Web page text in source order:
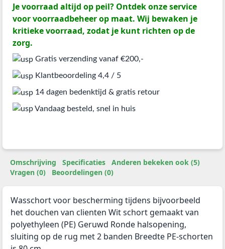
Je voorraad altijd op peil? Ontdek onze service
voor voorraadbeheer op maat. Wij bewaken je
kritieke voorraad, zodat je kunt richten op de
zorg.
Gratis verzending vanaf €200,-
Klantbeoordeling 4,4 / 5
14 dagen bedenktijd & gratis retour
Vandaag besteld, snel in huis
Omschrijving Specificaties
Anderen bekeken ook (5)
Vragen (0)
Beoordelingen (0)
Wasschort voor bescherming tijdens bijvoorbeeld
het douchen van clienten Wit schort gemaakt van
polyethyleen (PE) Geruwd Ronde halsopening,
sluiting op de rug met 2 banden Breedte PE-schorten